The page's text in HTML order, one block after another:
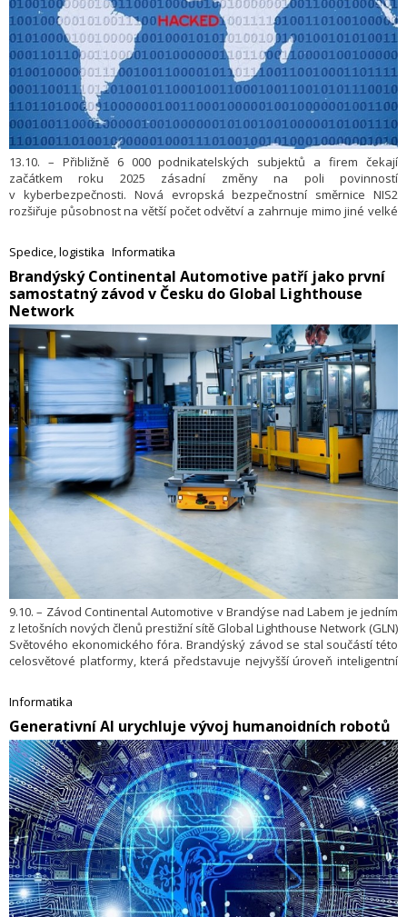
13.10. – Přibližně 6 000 podnikatelských subjektů a firem čekají
začátkem roku 2025 zásadní změny na poli povinností
v kyberbezpečnosti. Nová evropská bezpečnostní směrnice NIS2
rozšiřuje působnost na větší počet odvětví a zahrnuje mimo jiné velké
zdravotnictví, finance a digitální infrastruktura. Především středně
velké firmy ale s finančně náročnou implementací nástrojů pro
zabezpečení a správu rizik otálejí.
Spedice, logistika Informatika
​Brandýský Continental Automotive patří jako první
samostatný závod v Česku do Global Lighthouse
Network
9.10. – Závod Continental Automotive v Brandýse nad Labem je jedním
z letošních nových členů prestižní sítě Global Lighthouse Network (GLN)
Světového ekonomického fóra. Brandýský závod se stal součástí této
celosvětové platformy, která představuje nejvyšší úroveň inteligentní
procesů a postupů do výroby. Potvrdil tak své vůdčí postavení na poli
automatizace a digitalizace mezi tuzemskými podniky.
Informatika
​Generativní AI urychluje vývoj humanoidních robotů